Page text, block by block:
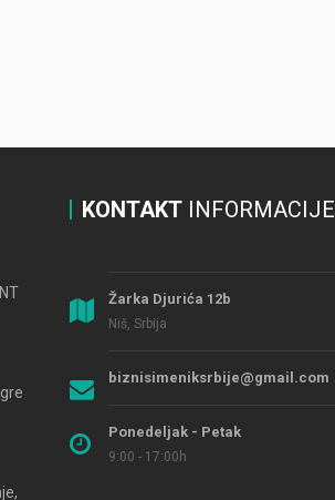
TOTAL TV EL-SAT-ANTENA D.O.O Srbija-Vojvodina
KONTAKT INFORMACIJE
Žarka Djurića 12b
Niš, Srbija
biznisimeniksrbije@gmail.com
Ponedeljak - Petak
9:00 - 17:00h